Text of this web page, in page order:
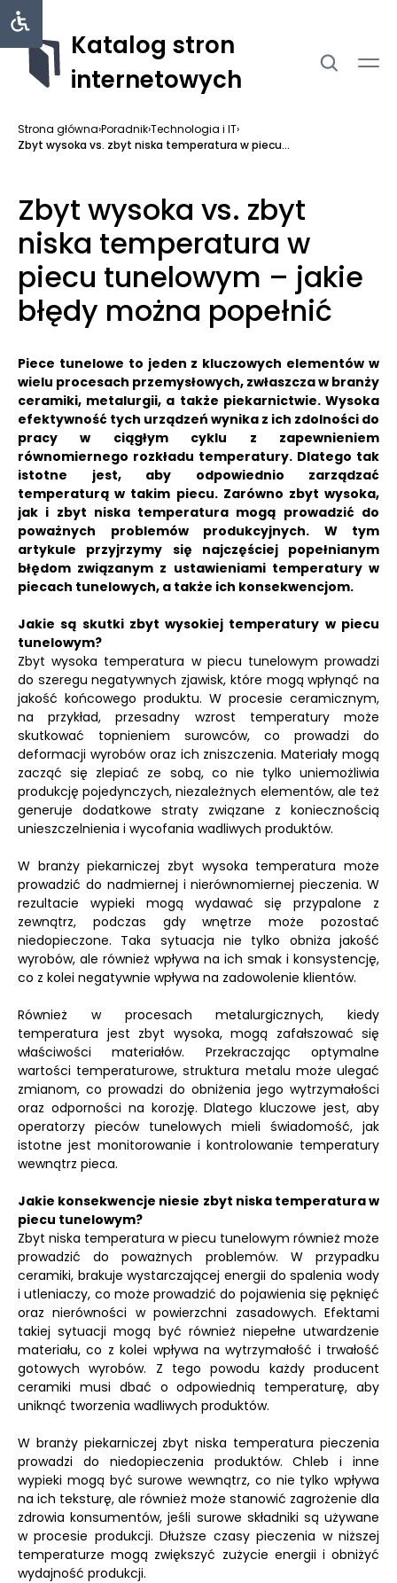
Katalog stron
internetowych
Strona główna›Poradnik›Technologia i IT›
Zbyt wysoka vs. zbyt niska temperatura w piecu...
Zbyt wysoka vs. zbyt
niska temperatura w
piecu tunelowym – jakie
błędy można popełnić
Piece tunelowe to jeden z kluczowych elementów w
wielu procesach przemysłowych, zwłaszcza w branży
ceramiki, metalurgii, a także piekarnictwie. Wysoka
efektywność tych urządzeń wynika z ich zdolności do
pracy w ciągłym cyklu z zapewnieniem
równomiernego rozkładu temperatury. Dlatego tak
istotne jest, aby odpowiednio zarządzać
temperaturą w takim piecu. Zarówno zbyt wysoka,
jak i zbyt niska temperatura mogą prowadzić do
poważnych problemów produkcyjnych. W tym
artykule przyjrzymy się najczęściej popełnianym
błędom związanym z ustawieniami temperatury w
piecach tunelowych, a także ich konsekwencjom.
Jakie są skutki zbyt wysokiej temperatury w piecu
tunelowym?
Zbyt wysoka temperatura w piecu tunelowym prowadzi
do szeregu negatywnych zjawisk, które mogą wpłynąć na
jakość końcowego produktu. W procesie ceramicznym,
na przykład, przesadny wzrost temperatury może
skutkować topnieniem surowców, co prowadzi do
deformacji wyrobów oraz ich zniszczenia. Materiały mogą
zacząć się zlepiać ze sobą, co nie tylko uniemożliwia
produkcję pojedynczych, niezależnych elementów, ale też
generuje dodatkowe straty związane z koniecznością
unieszczelnienia i wycofania wadliwych produktów.
W branży piekarniczej zbyt wysoka temperatura może
prowadzić do nadmiernej i nierównomiernej pieczenia. W
rezultacie wypieki mogą wydawać się przypalone z
zewnątrz, podczas gdy wnętrze może pozostać
niedopieczone. Taka sytuacja nie tylko obniża jakość
wyrobów, ale również wpływa na ich smak i konsystencję,
co z kolei negatywnie wpływa na zadowolenie klientów.
Również w procesach metalurgicznych, kiedy
temperatura jest zbyt wysoka, mogą zafałszować się
właściwości materiałów. Przekraczając optymalne
wartości temperaturowe, struktura metalu może ulegać
zmianom, co prowadzi do obniżenia jego wytrzymałości
oraz odporności na korozję. Dlatego kluczowe jest, aby
operatorzy pieców tunelowych mieli świadomość, jak
istotne jest monitorowanie i kontrolowanie temperatury
wewnątrz pieca.
Jakie konsekwencje niesie zbyt niska temperatura w
piecu tunelowym?
Zbyt niska temperatura w piecu tunelowym również może
prowadzić do poważnych problemów. W przypadku
ceramiki, brakuje wystarczającej energii do spalenia wody
i utleniaczy, co może prowadzić do pojawienia się pęknięć
oraz nierówności w powierzchni zasadowych. Efektami
takiej sytuacji mogą być również niepełne utwardzenie
materiału, co z kolei wpływa na wytrzymałość i trwałość
gotowych wyrobów. Z tego powodu każdy producent
ceramiki musi dbać o odpowiednią temperaturę, aby
uniknąć tworzenia wadliwych produktów.
W branży piekarniczej zbyt niska temperatura pieczenia
prowadzi do niedopieczenia produktów. Chleb i inne
wypieki mogą być surowe wewnątrz, co nie tylko wpływa
na ich teksturę, ale również może stanowić zagrożenie dla
zdrowia konsumentów, jeśli surowe składniki są używane
w procesie produkcji. Dłuższe czasy pieczenia w niższej
temperaturze mogą zwiększyć zużycie energii i obniżyć
wydajność produkcji.